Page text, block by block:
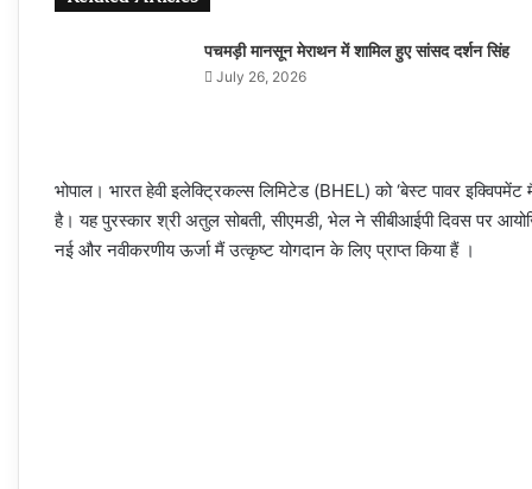
पचमड़ी मानसून मेराथन में शामिल हुए सांसद दर्शन सिंह
July 26, 2026
भोपाल। भारत हेवी इलेक्ट्रिकल्स लिमिटेड (BHEL) को ‘बेस्ट पावर
है। यह पुरस्कार श्री अतुल सोबती, सीएमडी, भेल ने सीबीआईपी दिवस पर
नई और नवीकरणीय ऊर्जा मैं उत्कृष्ट योगदान के लिए प्राप्त किया हैं ।